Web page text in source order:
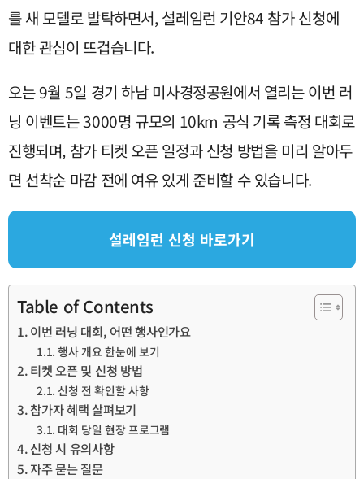
를 새 모델로 발탁하면서, 설레임런 기안84 참가 신청에
대한 관심이 뜨겁습니다.
오는 9월 5일 경기 하남 미사경정공원에서 열리는 이번 러
닝 이벤트는 3000명 규모의 10km 공식 기록 측정 대회로
진행되며, 참가 티켓 오픈 일정과 신청 방법을 미리 알아두
면 선착순 마감 전에 여유 있게 준비할 수 있습니다.
설레임런 신청 바로가기
Table of Contents
이번 러닝 대회, 어떤 행사인가요
행사 개요 한눈에 보기
티켓 오픈 및 신청 방법
신청 전 확인할 사항
참가자 혜택 살펴보기
대회 당일 현장 프로그램
신청 시 유의사항
자주 묻는 질문